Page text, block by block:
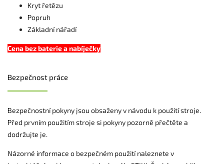
Kryt řetězu
Popruh
Základní nářadí
Cena bez baterie a nabíječky
Bezpečnost práce
Bezpečnostní pokyny jsou obsaženy v návodu k použití stroje.
Před prvním použitím stroje si pokyny pozorně přečtěte a
dodržujte je.
Názorné informace o bezpečném použití naleznete v